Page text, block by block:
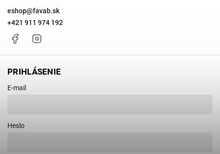
eshop@favab.sk
+421 911 974 192
Facebook
PRIHLÁSENIE
E-mail
Heslo